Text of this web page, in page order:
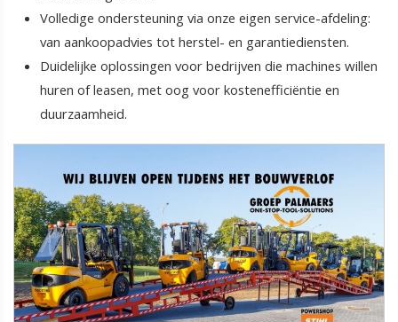
Volledige ondersteuning via onze eigen service-afdeling:
van aankoopadvies tot herstel- en garantiediensten.
Duidelijke oplossingen voor bedrijven die machines willen
huren of leasen, met oog voor kostenefficiëntie en
duurzaamheid.